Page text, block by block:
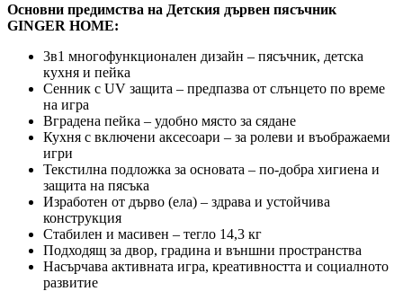
Основни предимства на Детския дървен пясъчник
GINGER HOME:
3в1 многофункционален дизайн – пясъчник, детска
кухня и пейка
Сенник с UV защита – предпазва от слънцето по време
на игра
Вградена пейка – удобно място за сядане
Кухня с включени аксесоари – за ролеви и въображаеми
игри
Текстилна подложка за основата – по-добра хигиена и
защита на пясъка
Изработен от дърво (ела) – здрава и устойчива
конструкция
Стабилен и масивен – тегло 14,3 кг
Подходящ за двор, градина и външни пространства
Насърчава активната игра, креативността и социалното
развитие